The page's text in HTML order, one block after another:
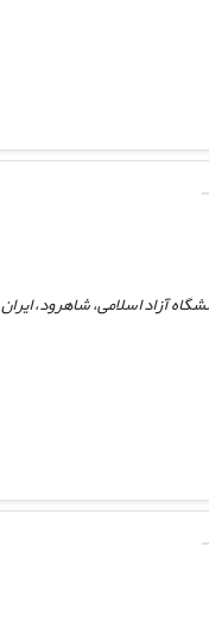
آزاد اسلامی، شاهرود، ایران